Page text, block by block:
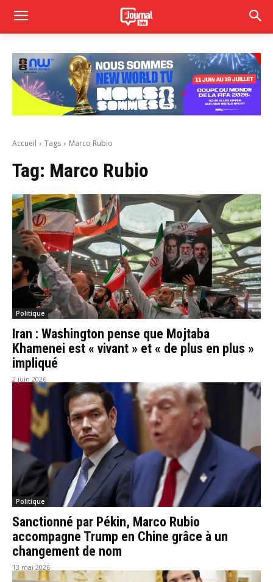
Accueil Tags Marco Rubio
Tag: Marco Rubio
Politique
Iran : Washington pense que Mojtaba
Khamenei est « vivant » et « de plus en plus »
impliqué
2 juin 2026
Politique
Sanctionné par Pékin, Marco Rubio
accompagne Trump en Chine grâce à un
changement de nom
13 mai 2026